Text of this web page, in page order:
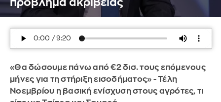
πρόβλημα ακρίβειας
«Θα δώσουμε πάνω από €2 δισ. τους επόμενους
μήνες για τη στήριξη εισοδήματος» - Τέλη
Νοεμβρίου η βασική ενίσχυση στους αγρότες, τι